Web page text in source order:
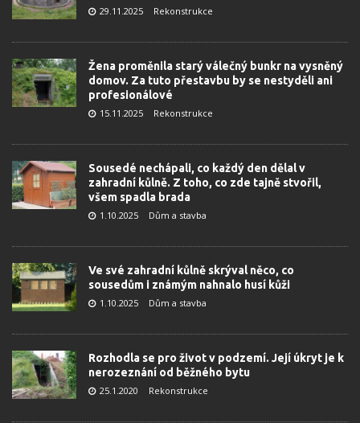
29.11.2025 Rekonstrukce
Žena proměnila starý válečný bunkr na vysněný
domov. Za tuto přestavbu by se nestyděli ani
profesionálové
15.11.2025 Rekonstrukce
Sousedé nechápali, co každý den dělal v
zahradní kůlně. Z toho, co zde tajně stvořil,
všem spadla brada
1.10.2025 Dům a stavba
Ve své zahradní kůlně skrýval něco, co
sousedům i známým nahnalo husí kůži
1.10.2025 Dům a stavba
Rozhodla se pro život v podzemí. Její úkryt je k
nerozeznání od běžného bytu
25.1.2020 Rekonstrukce